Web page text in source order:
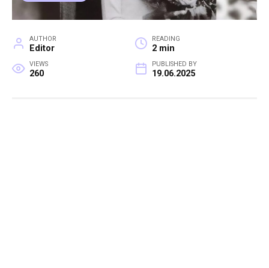
AUTHOR
Editor
READING
2 min
VIEWS
260
PUBLISHED BY
19.06.2025